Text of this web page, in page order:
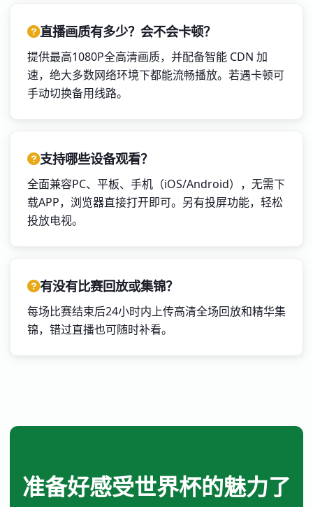
直播画质有多少？会不会卡顿？
提供最高1080P全高清画质，并配备智能 CDN 加
速，绝大多数网络环境下都能流畅播放。若遇卡顿可
手动切换备用线路。
支持哪些设备观看？
全面兼容PC、平板、手机（iOS/Android），无需下
载APP，浏览器直接打开即可。另有投屏功能，轻松
投放电视。
有没有比赛回放或集锦？
每场比赛结束后24小时内上传高清全场回放和精华集
锦，错过直播也可随时补看。
准备好感受世界杯的魅力了